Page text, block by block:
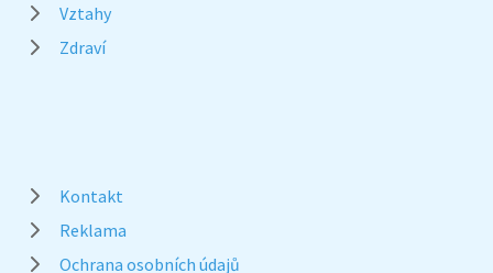
Vztahy
Zdraví
Kontakt
Reklama
Ochrana osobních údajů